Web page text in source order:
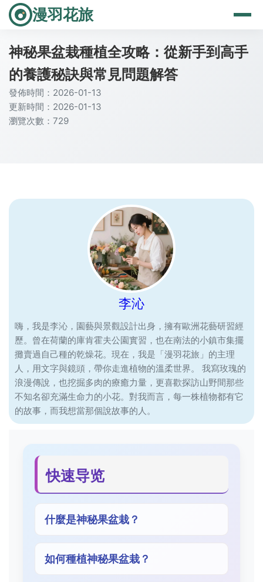
漫羽花旅
神秘果盆栽種植全攻略：從新手到高手
的養護秘訣與常見問題解答
發佈時間：2026-01-13
更新時間：2026-01-13
瀏覽次數：729
李沁
嗨，我是李沁，園藝與景觀設計出身，擁有歐洲花藝研習經
歷。曾在荷蘭的庫肯霍夫公園實習，也在南法的小鎮市集擺
攤賣過自己種的乾燥花。現在，我是「漫羽花旅」的主理
人，用文字與鏡頭，帶你走進植物的溫柔世界。 我寫玫瑰的
浪漫傳說，也挖掘多肉的療癒力量，更喜歡探訪山野間那些
不知名卻充滿生命力的小花。對我而言，每一株植物都有它
的故事，而我想當那個說故事的人。
快速导览
什麼是神秘果盆栽？
如何種植神秘果盆栽？